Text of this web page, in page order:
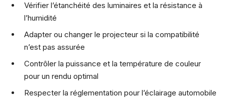
Vérifier l’étanchéité des luminaires et la résistance à
l’humidité
Adapter ou changer le projecteur si la compatibilité
n’est pas assurée
Contrôler la puissance et la température de couleur
pour un rendu optimal
Respecter la réglementation pour l’éclairage automobile